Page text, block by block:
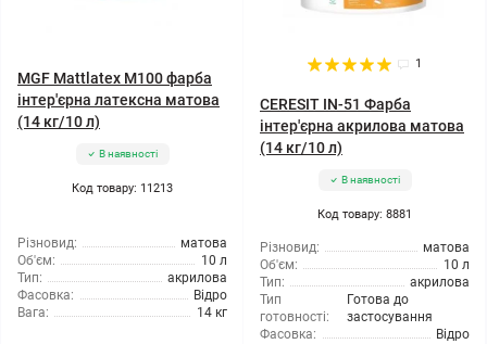
MGF Mattlatex М100 фарба
інтер'єрна латексна матова
(14 кг/10 л)
В наявності
Код товару: 11213
Різновид:
матова
Об'єм:
10 л
Тип:
акрилова
Фасовка:
Відро
Вага:
14 кг
1
CERESIT IN-51 Фарба
інтер'єрна акрилова матова
(14 кг/10 л)
В наявності
Код товару: 8881
Різновид:
матова
Об'єм:
10 л
Тип:
акрилова
Тип
готовності:
Готова до
застосування
Фасовка:
Відро